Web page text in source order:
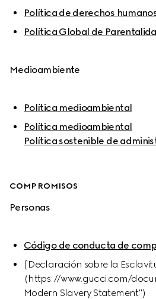
Política de derechos
Política Global de
Medioambiente
Política medioambiental
Política medioambiental
Política sostenible de
COMPROMISOS
Personas
Código de conducta de
[Declaración sobre la
(https://www.gucci.com/
Modern Slavery Statement")